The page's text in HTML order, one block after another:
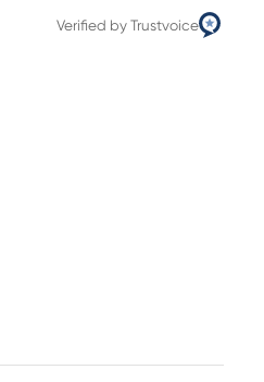
Verified by Trustvoice